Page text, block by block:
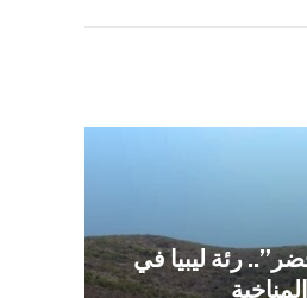
رئة ليبيا في